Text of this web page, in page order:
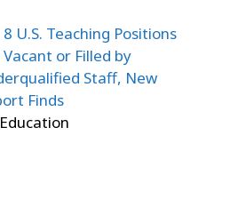
8 U.S. Teaching Positions
or Filled by
Staff, New
Finds